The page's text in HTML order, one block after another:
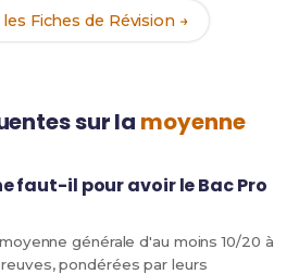
Fiches de Révision →
sur la moyenne
faut-il pour avoir le Bac Pro
générale d'au moins 10/20 à
pondérées par leurs